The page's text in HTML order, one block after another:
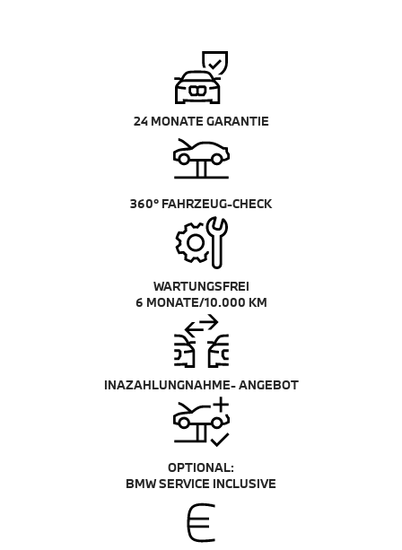
24 MONATE GARANTIE
360° FAHRZEUG-CHECK
WARTUNGSFREI
6 MONATE/10.000 KM
INAZAHLUNGNAHME- ANGEBOT
OPTIONAL:
BMW SERVICE INCLUSIVE